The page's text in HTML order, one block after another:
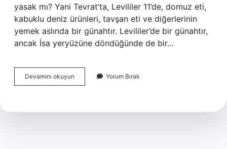
yasak mı? Yani Tevrat’ta, Levililer 11’de, domuz eti,
kabuklu deniz ürünleri, tavşan eti ve diğerlerinin
yemek aslında bir günahtır. Levililer’de bir günahtır,
ancak İsa yeryüzüne döndüğünde de bir…
Devamını okuyun
Eti
Yasak
Yorum Bırak